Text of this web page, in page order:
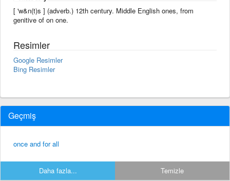
[ 'w&n(t)s ] (adverb.) 12th century. Middle English ones, from
genitive of on one.
Resimler
Google Resimler
Bing Resimler
Geçmiş
once and for all
Daha fazla... Temizle